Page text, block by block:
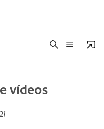
vídeos